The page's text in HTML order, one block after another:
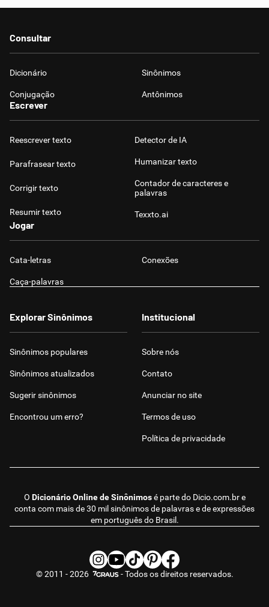
Consultar
Dicionário Sinônimos
Conjugação Antônimos
Escrever
Reescrever texto
Parafrasear texto
Corrigir texto
Resumir texto
Detector de IA
Humanizar texto
Contador de caracteres e
palavras
Texxto.ai
Jogar
Cata-letras Conexões
Caça-palavras
O Dicionário Online de Sinônimosé parte do Dicio.com.bre
conta com mais de 30 mil sinônimos de palavras e de expressões
em português do Brasil.
Explorar Sinônimos
Sinônimos populares
Sinônimos atualizados
Sugerir sinônimos
Encontrou um erro?
Institucional
Sobre nós
Contato
Anunciar no site
Termos de uso
Política de privacidade
© 2011 - 2026 - Todos os direitos reservados.